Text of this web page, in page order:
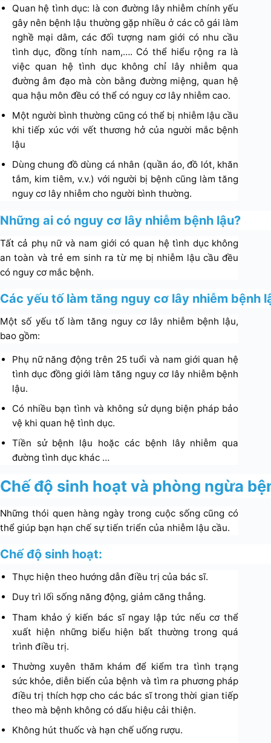
Quan hệ tình dục: là con đường lây nhiễm chính yếu
gây nên bệnh lậu thường gặp nhiều ở các cô gái làm
nghề mại dâm, các đối tượng nam giới có nhu cầu
tình dục, đồng tính nam,…. Có thể hiểu rộng ra là
việc quan hệ tình dục không chỉ lây nhiễm qua
đường âm đạo mà còn bằng đường miệng, quan hệ
qua hậu môn đều có thể có nguy cơ lây nhiễm cao.
Một người bình thường cũng có thể bị nhiễm lậu cầu
khi tiếp xúc với vết thương hở của người mắc bệnh
lậu
Dùng chung đồ dùng cá nhân (quần áo, đồ lót, khăn
tắm, kim tiêm, v.v.) với người bị bệnh cũng làm tăng
nguy cơ lây nhiễm cho người bình thường.
Những ai có nguy cơ lây nhiễm bệnh lậu?
Tất cả phụ nữ và nam giới có quan hệ tình dục không
an toàn và trẻ em sinh ra từ mẹ bị nhiễm lậu cầu đều
có nguy cơ mắc bệnh.
Các yếu tố làm tăng nguy cơ lây nhiễm bệnh
Một số yếu tố làm tăng nguy cơ lây nhiễm bệnh lậu,
bao gồm:
Phụ nữ năng động trên 25 tuổi và nam giới quan hệ
tình dục đồng giới làm tăng nguy cơ lây nhiễm bệnh
lậu.
Có nhiều bạn tình và không sử dụng biện pháp bảo
vệ khi quan hệ tình dục.
Tiền sử bệnh lậu hoặc các bệnh lây nhiễm qua
đường tình dục khác …
Chế độ sinh hoạt và phòng ngừa
Những thói quen hàng ngày trong cuộc sống cũng có
thể giúp bạn hạn chế sự tiến triển của nhiễm lậu cầu.
Chế độ sinh hoạt:
Thực hiện theo hướng dẫn điều trị của bác sĩ.
Duy trì lối sống năng động, giảm căng thẳng.
Tham khảo ý kiến ​​bác sĩ ngay lập tức nếu cơ thể
xuất hiện những biểu hiện bất thường trong quá
trình điều trị.
Thường xuyên thăm khám để kiểm tra tình trạng
sức khỏe, diễn biến của bệnh và tìm ra phương pháp
điều trị thích hợp cho các bác sĩ trong thời gian tiếp
theo mà bệnh không có dấu hiệu cải thiện.
Không hút thuốc và hạn chế uống rượu.